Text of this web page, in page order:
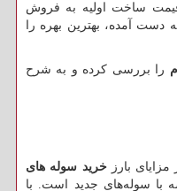
ساخت اولیه به فروش
دست آمده، بهترین بهره را
را بررسی کرده و به شرح
مزایای بارزخرید سوله های
با سوله‌های جدید است. با